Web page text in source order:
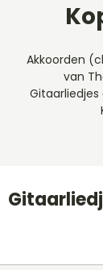
Akkoorden
van